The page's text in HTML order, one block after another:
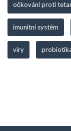
očkování proti
imunitní systém
viry